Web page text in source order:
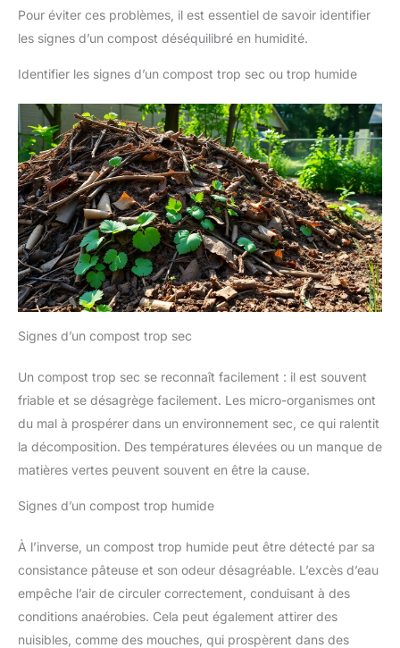
Pour éviter ces problèmes, il est essentiel de savoir identifier
les signes d’un compost déséquilibré en humidité.
Identifier les signes d’un compost trop sec ou trop humide
Signes d’un compost trop sec
Un compost trop sec se reconnaît facilement : il est souvent
friable et se désagrège facilement. Les micro-organismes ont
du mal à prospérer dans un environnement sec, ce qui ralentit
la décomposition. Des températures élevées ou un manque de
matières vertes peuvent souvent en être la cause.
Signes d’un compost trop humide
À l’inverse, un compost trop humide peut être détecté par sa
consistance pâteuse et son odeur désagréable. L’excès d’eau
empêche l’air de circuler correctement, conduisant à des
conditions anaérobies. Cela peut également attirer des
nuisibles, comme des mouches, qui prospèrent dans des